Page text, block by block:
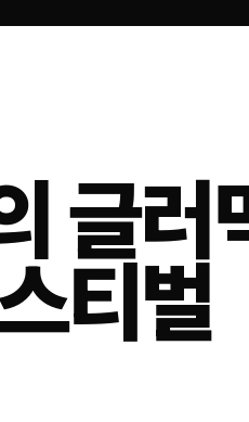
글러
티벌